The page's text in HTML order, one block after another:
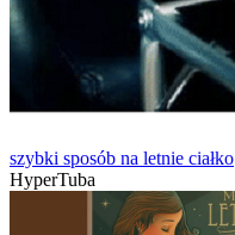
szybki sposób na letnie ciałko
HyperTuba